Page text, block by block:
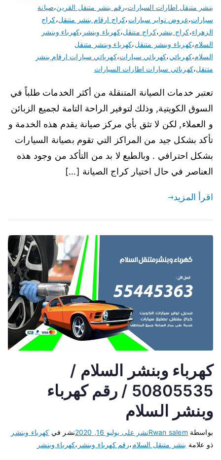
بنشر متنقل اطارات السيارات،رقم بنشر متنقل القرين،صيانة
سيارات،عروض تواير سيارات،كراج ارقام بنشر متنقل،كراج
الزهراء،كراج بنشر ،كراج متنقل،كهرباء وبنشر ،كهرباء وبنشر
السلام،كهرباء وبنشر متنقل،كهرباء وبنشر متنقل
السلام،كهربائي،كهربائي سيارات،كهربائي سيارات ارقام بنشر
متنقل،كهربائي سيارات اطارات السيارات
تعتبر خدمات الصيانة المتنقلة من أكثر الخدمات طلباً في
السوق الكويتية, وذلك لتوفير الراحة التامة لجميع الزبائن
و العملاء, لكن لا تثق بأي مركز صيانة يقدم هذه الخدمة و
تأكد بشكل جيد من المراكز التي تقوم بصيانة السيارات
بشكل احترافي . وبالطبع لا بد من التأكد من وجود هذه
العناصر في حال اختيار كراج الصيانة […]
اقرأ المزيد
كهرباء وبنشر السلام /
50805535 / رقم كهرباء
وبنشر السلام
بواسطة Rwan salemنشر على يوليو 16, 2020 نشر في كهرباء وبنشر
ذو علامة بنشر متنقل السلام،رقم كهرباء وبنشر ،كهرباء وبنشر